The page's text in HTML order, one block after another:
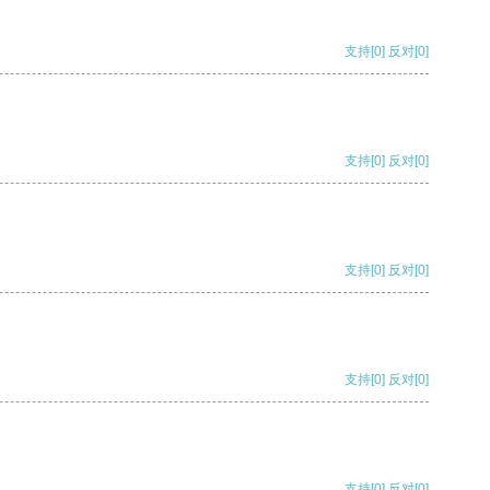
支持[0] 反对[0]
支持[0] 反对[0]
支持[0] 反对[0]
支持[0] 反对[0]